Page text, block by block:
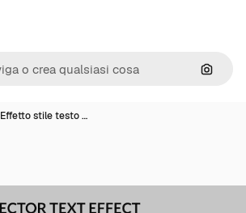
Cerca
Effetto stile testo …